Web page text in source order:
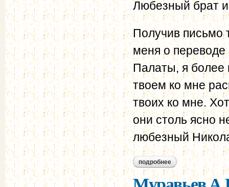
Любезный брат
Получив письмо
меня о
Палаты, я более
твоем ко мне
твоих ко мне.
они столь ясно
любезный
подробнее о муравьев а.н. -